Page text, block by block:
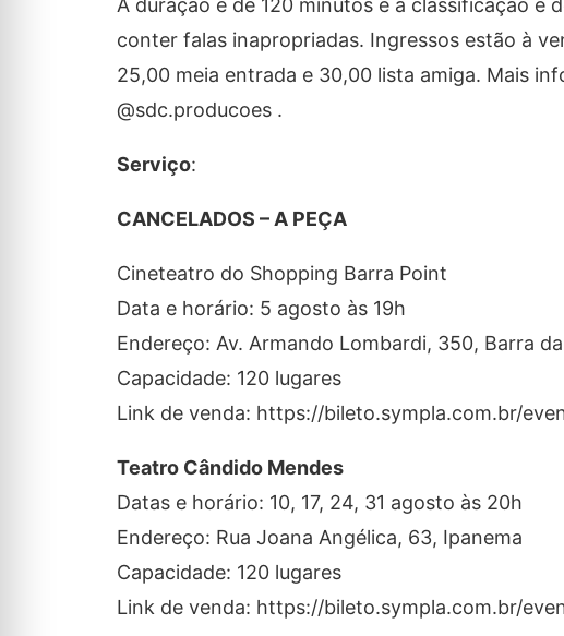
A duração é de 120 minutos e a classificação é
conter falas inapropriadas. Ingressos estão à
25,00 meia entrada e 30,00 lista amiga. Mais
@sdc.producoes .
Serviço:
CANCELADOS – A PEÇA
Cineteatro do Shopping Barra Point
Data e horário: 5 agosto às 19h
Endereço: Av. Armando Lombardi, 350, Barra
Capacidade: 120 lugares
Link de venda: https://bileto.sympla.com.br/
Teatro Cândido Mendes
Datas e horário: 10, 17, 24, 31 agosto às 20h
Endereço: Rua Joana Angélica, 63, Ipanema
Capacidade: 120 lugares
Link de venda: https://bileto.sympla.com.br/